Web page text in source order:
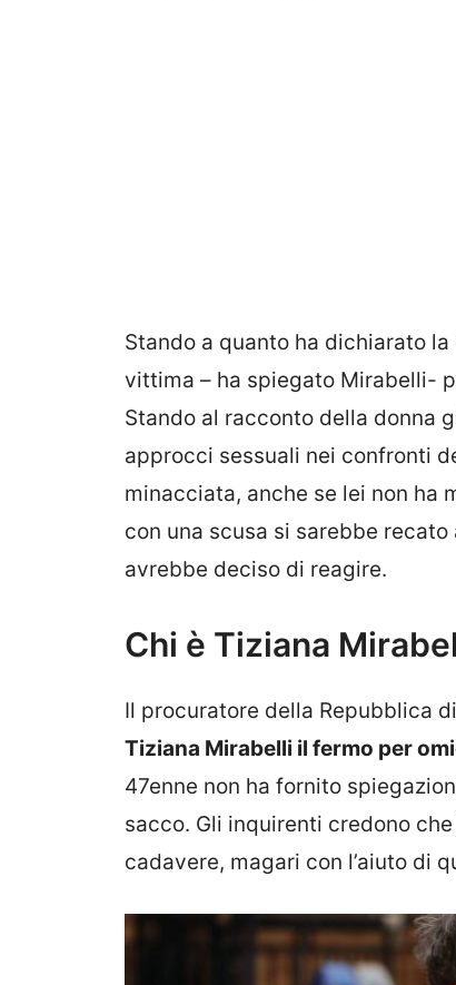
Stando a quanto ha dichiarato
vittima – ha spiegato Mirabelli-
Stando al racconto della donna
approcci sessuali nei confronti
minacciata, anche se lei non ha
con una scusa si sarebbe
avrebbe deciso di reagire.
Chi è Tiziana
Il procuratore della Repubblica
Tiziana Mirabelli il fermo per
47enne non ha fornito
sacco. Gli inquirenti credono
cadavere, magari con l’aiuto di